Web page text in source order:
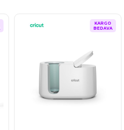
KARGO
BEDAVA